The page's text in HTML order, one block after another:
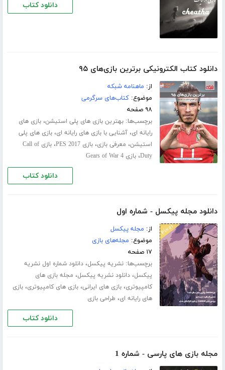
دانلود کتاب
دانلود کتاب الکترونیکی برترین بازی‌های ۹۵
از: ماهنامه شبکه
موضوع:کتاب‌های سرگرمی
۹۸ صفحه
برچسب‌ها:بهترین بازی های پلی استیشن،بازی های
رایانه ای،آشنایی با بازی های رایانه ای،بازی های پلی
استیشن، معرفی بازی،بازی PES 2017 ،
بازی Call of
Duty،بازی Gears of War 4
دانلود کتاب
دانلود مجله پیکسل - شماره اول
از: مجله پیکسل
موضوع: مجله‌های بازی
۱۷ صفحه
برچسب‌ها:نشریه پیکسل،دانلود شماره اول نشریه
پیکسل،دانلود نشریه پیکسل، مجله بازی های
کامپیوتری،بازی های ایرانی،بازی های کامپیوتری،بازی
های رایانه ای، طراحی بازی
دانلود کتاب
مجله بازی های پارسی - شماره 1